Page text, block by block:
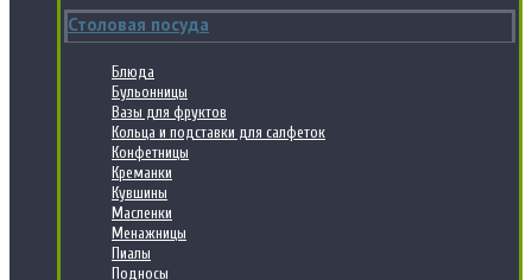
Столовая посуда
Блюда
Бульонницы
Вазы для фруктов
Кольца и подставки для салфеток
Конфетницы
Креманки
Кувшины
Масленки
Менажницы
Пиалы
Подносы